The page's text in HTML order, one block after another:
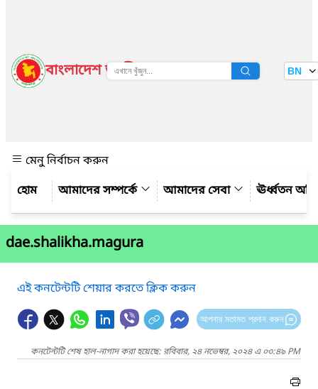
বাংলাদেশ জাতীয় তথ্য বাতায়ন BN
মেনু নির্বাচন করুন
আমাদের সম্পর্কে
আমাদের সেবা ঊর্ধ্বতন
dae.shalikha.magura
এই কনটেন্টটি শেয়ার করতে ক্লিক করুন
আপনার মতামত প্রদান করুন
কনটেন্টটি শেষ হাল-নাগাদ করা হয়েছে: রবিবার, ২৪ নভেম্বর, ২০২৪ এ ০৩:৪৯ PM